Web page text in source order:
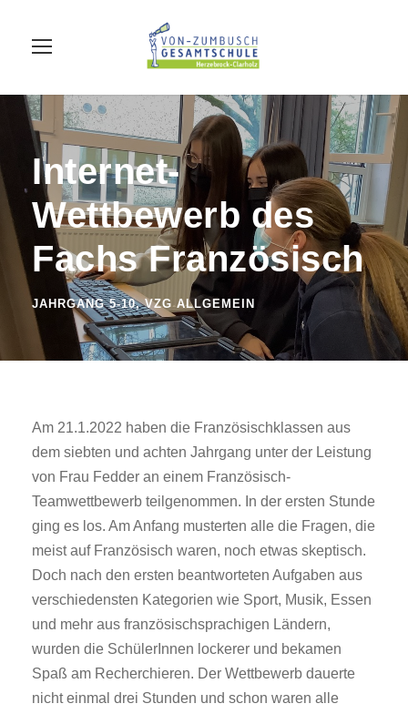
Internet-
Wettbewerb des
Fachs Französisch
JAHRGANG 5-10, VZG ALLGEMEIN
Am 21.1.2022 haben die Französischklassen aus
dem siebten und achten Jahrgang unter der Leistung
von Frau Fedder an einem Französisch-
Teamwettbewerb teilgenommen. In der ersten Stunde
ging es los. Am Anfang musterten alle die Fragen, die
meist auf Französisch waren, noch etwas skeptisch.
Doch nach den ersten beantworteten Aufgaben aus
verschiedensten Kategorien wie Sport, Musik, Essen
und mehr aus französischsprachigen Ländern,
wurden die SchülerInnen lockerer und bekamen
Spaß am Recherchieren. Der Wettbewerb dauerte
nicht einmal drei Stunden und schon waren alle